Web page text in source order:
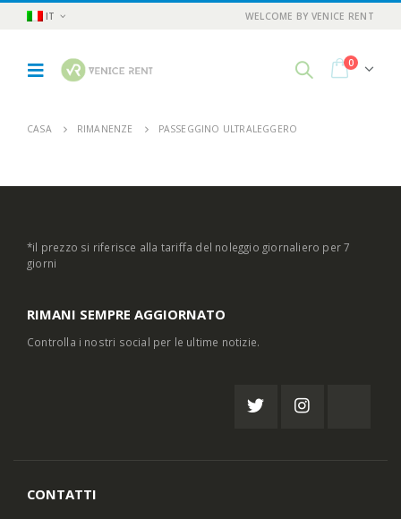
IT WELCOME BY VENICE RENT
0
CASA RIMANENZE PASSEGGINO ULTRALEGGERO
*il prezzo si riferisce alla tariffa del noleggio giornaliero per 7
giorni
RIMANI SEMPRE AGGIORNATO
Controlla i nostri social per le ultime notizie.
CONTATTI